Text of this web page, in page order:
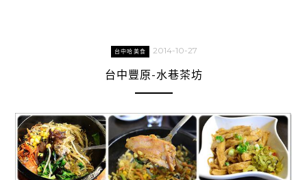
台中哈美食 2014-10-27
台中豐原-水巷茶坊